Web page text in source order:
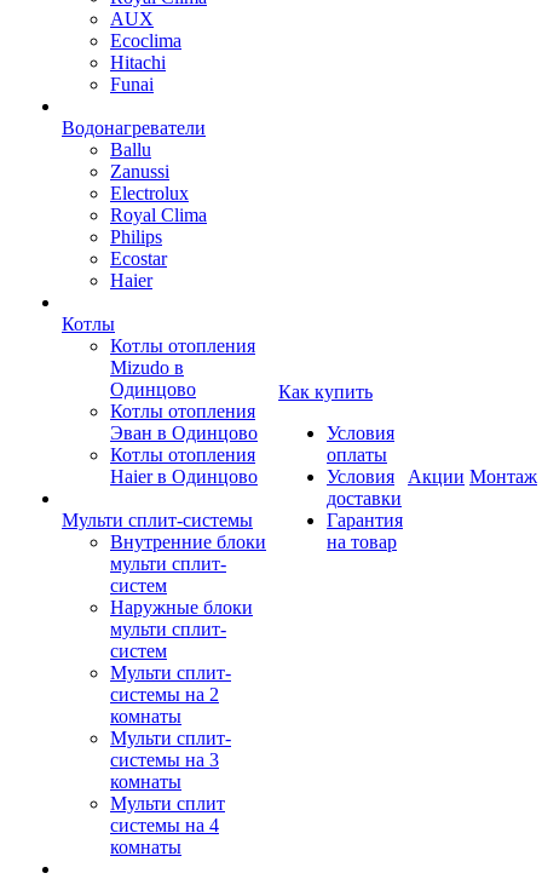
AUX
Ecoclima
Hitachi
Funai
Водонагреватели
Ballu
Zanussi
Electrolux
Royal Clima
Philips
Ecostar
Haier
Котлы
Котлы отопления
Mizudo в
Одинцово
Котлы отопления
Эван в Одинцово
Котлы отопления
Haier в Одинцово
Мульти сплит-системы
Внутренние блоки
мульти сплит-
систем
Наружные блоки
мульти сплит-
систем
Мульти сплит-
системы на 2
комнаты
Мульти сплит-
системы на 3
комнаты
Мульти сплит
системы на 4
комнаты
Как купить
Условия
оплаты
Условия
доставки
Гарантия
на товар
Акции Монтаж